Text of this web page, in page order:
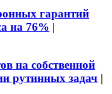
гарантий
на 76% |
на собственной
рутинных задач |